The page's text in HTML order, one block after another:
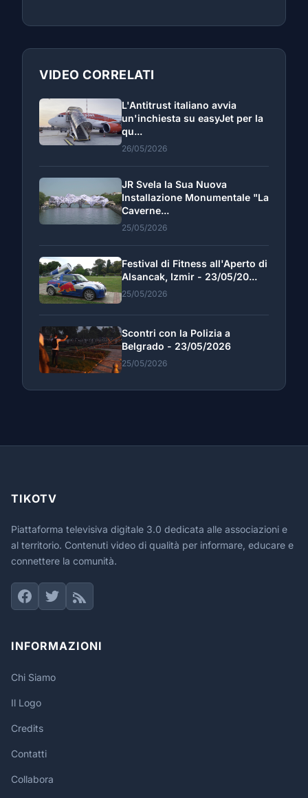
VIDEO CORRELATI
L'Antitrust italiano avvia
un'inchiesta su easyJet per la
qu...
26/05/2026
JR Svela la Sua Nuova
Installazione Monumentale "La
Caverne...
25/05/2026
Festival di Fitness all'Aperto di
Alsancak, Izmir - 23/05/20...
25/05/2026
Scontri con la Polizia a
Belgrado - 23/05/2026
25/05/2026
TIKOTV
Piattaforma televisiva digitale 3.0 dedicata alle associazioni e
al territorio. Contenuti video di qualità per informare, educare e
connettere la comunità.
INFORMAZIONI
Chi Siamo
Il Logo
Credits
Contatti
Collabora